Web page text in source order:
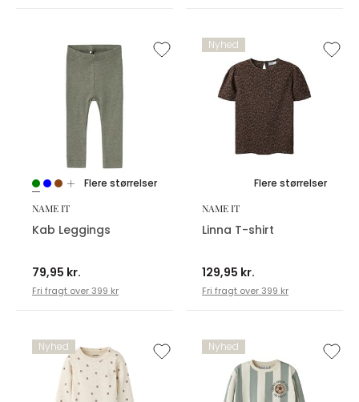
Flere størrelser
NAME IT
Kab Leggings
79,95 kr.
Fri fragt over 399 kr
Nyhed
Flere størrelser
NAME IT
Linna T-shirt
129,95 kr.
Fri fragt over 399 kr
Nyhed Nyhed